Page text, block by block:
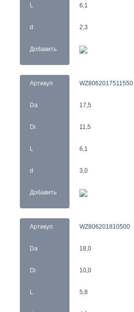
L
d
Добавить
6,1
2,3
Артикул
Da
Di
L
d
Добавить
WZ8062017511550
17,5
11,5
6,1
3,0
Артикул
Da
Di
L
WZ806201810500
18,0
10,0
5,8